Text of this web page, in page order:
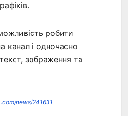
робити
канал і одночасно
зображення та
news/241631